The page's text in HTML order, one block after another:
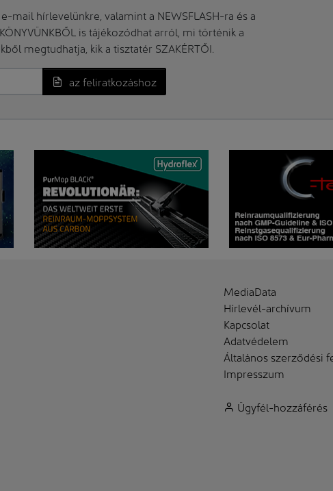
mail hírlevelünkre, valamint a NEWSFLASH-ra és a
is tájékozódhat arról, mi történik a
megtudhatja, kik a tisztatér SZAKÉRTŐI.
az feliratkozáshoz
MediaData
Hírlevél-archívum
Kapcsolat
Adatvédelem
Általános szerződési
Impresszum
Ügyfél-hozzáférés